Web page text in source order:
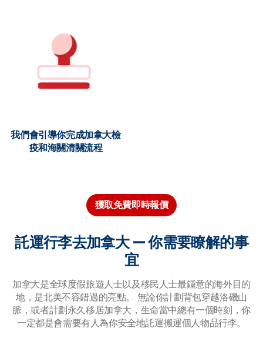
我們會引導你完成加拿大檢
疫和海關清關流程
獲取免費即時報價
託運行李去加拿大 — 你需要瞭解的事
宜
加拿大是全球度假旅遊人士以及移民人士最鍾意的海外目的
地，是北美不容錯過的亮點。 無論你計劃背包穿越洛磯山
脈，或者計劃永久移居加拿大，生命當中總有一個時刻，你
一定都是會需要有人為你安全地託運搬運個人物品行李。